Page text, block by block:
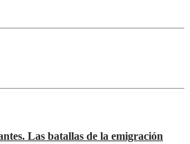
Las batallas de la emigración